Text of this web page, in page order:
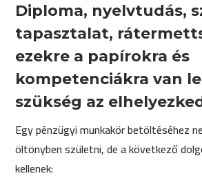
Diploma, nyelvtudás,
tapasztalat,
ezekre a papírokra és
kompetenciákra van
szükség az
Egy pénzügyi munkakör betöltéséhez
öltönyben születni, de a következő
kellenek: